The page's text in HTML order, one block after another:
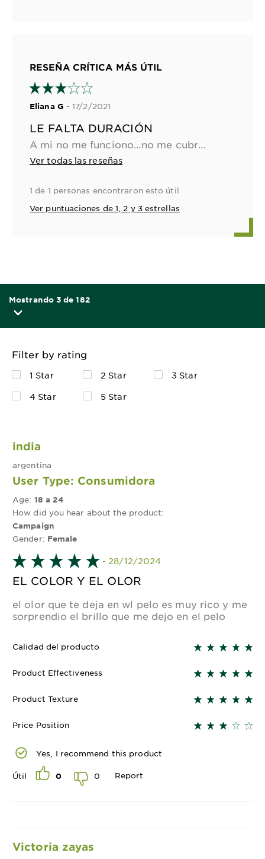
RESEÑA CRÍTICA MÁS ÚTIL
Eliana G - 17/2/2021
LE FALTA DURACIÓN
Ver todas las reseñas
1 de 1 personas encontraron esto útil
Ver puntuaciones de 1, 2 y 3 estrellas
Mostrando 3 de 182
Filter by rating
1 Star 2 Star
3 Star
4 Star
5 Star
india
argentina
User Type: Consumidora
Age: 18 a 24
How did you hear about the product:
Campaign
Gender: Female
- 28/12/2024
EL COLOR Y EL OLOR
el olor que te deja en wl pelo es muy rico y me
sorprendio el brillo que me dejo en el pelo
Calidad del producto
Product Effectiveness
Product Texture
Price Position
Yes, I recommend this product
Útil 0 0 Report
Victoria zayas